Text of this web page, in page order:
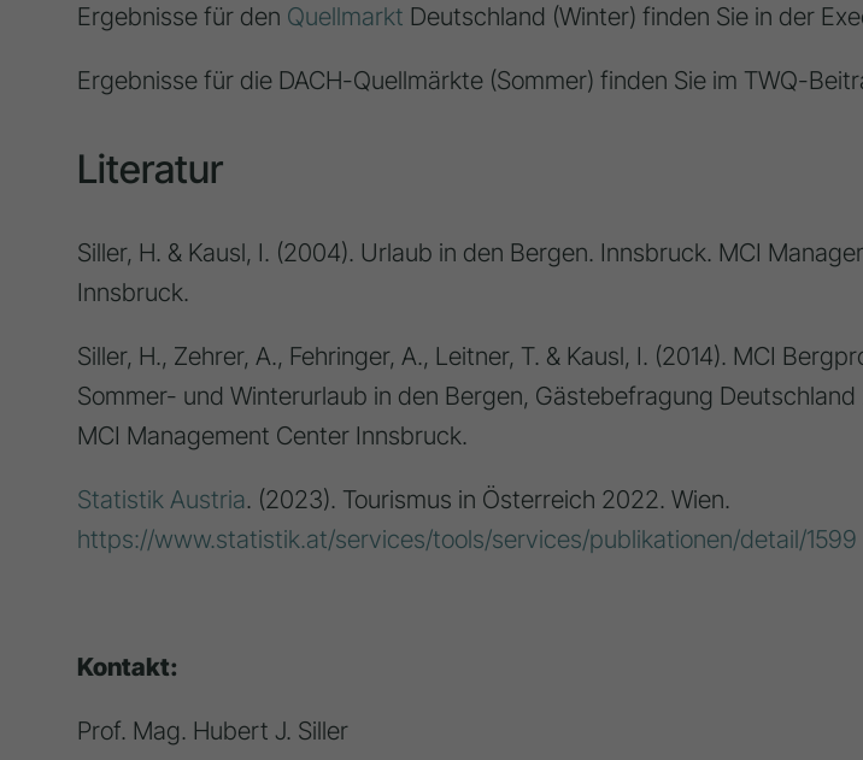
Ergebnisse für den Quellmarkt Deutschland (Winter) finden Sie in der
Ergebnisse für die DACH-Quellmärkte (Sommer) finden Sie im TWQ-
Literatur
Siller, H. & Kausl, I. (2004). Urlaub in den Bergen. Innsbruck. MCI
Innsbruck.
Siller, H., Zehrer, A., Fehringer, A., Leitner, T. & Kausl, I. (2014). MCI
Sommer- und Winterurlaub in den Bergen, Gästebefragung Deutschland
MCI Management Center Innsbruck.
Statistik Austria. (2023). Tourismus in Österreich 2022. Wien.
https://www.statistik.at/services/tools/services/publikationen/detail/1599
Kontakt:
Prof. Mag. Hubert J. Siller